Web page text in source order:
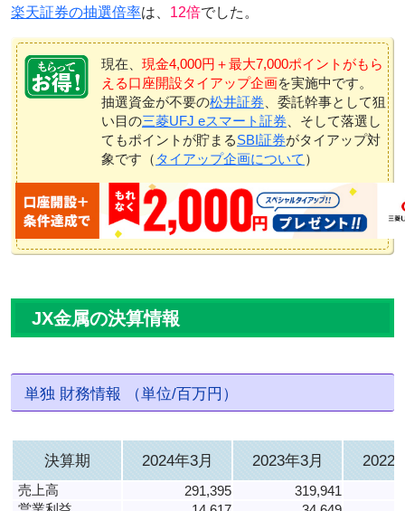
楽天証券の抽選倍率は、 12倍でした。
現在、 現金4,000円＋最大7,000ポイントがもら
える口座開設タイアップ企画を実施中です。
抽選資金が不要の松井証券 、委託幹事として狙
い目の三菱UFJ eスマート証券 、そして落選し
てもポイントが貯まるSBI証券がタイアップ対
象です（ タイアップ企画について ）
JX金属の決算情報
単独 財務情報 （単位/百万円）
決算期 2024年3月 2023年3月 2022
売上高 291,395
319,941